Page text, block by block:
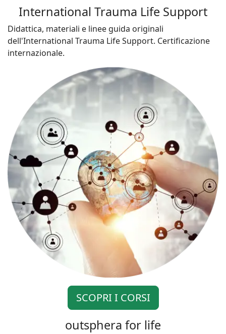
International Trauma Life Support
Didattica, materiali e linee guida originali
dell'International Trauma Life Support. Certificazione
internazionale.
SCOPRI I CORSI
outsphera for life